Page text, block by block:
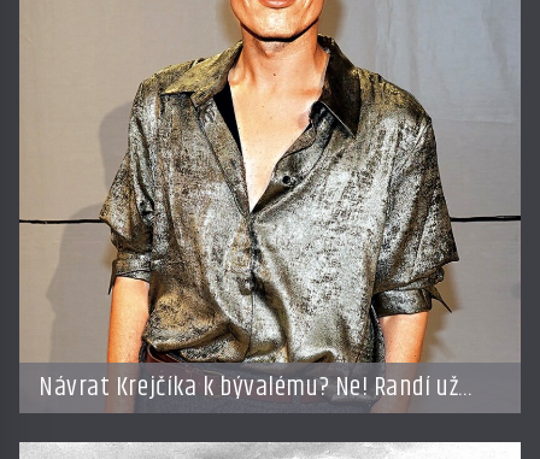
Návrat Krejčíka k bývalému? Ne! Randí už
s jiným!